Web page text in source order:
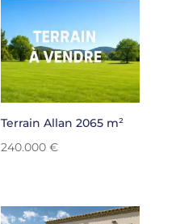
Terrain Allan 2065 m²
240.000€